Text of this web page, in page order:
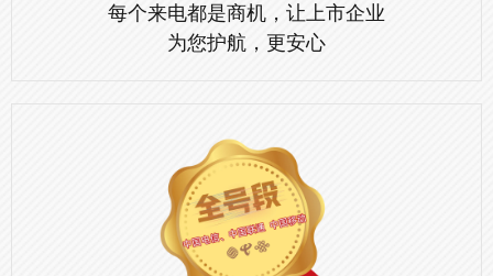
每个来电都是商机，让上市企业
为您护航，更安心